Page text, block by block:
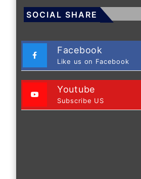
SOCIAL SHARE
Facebook
Like us on Facebook
Youtube
Subscribe US